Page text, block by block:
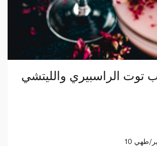
توت الراسبيري والليتشي
طهي